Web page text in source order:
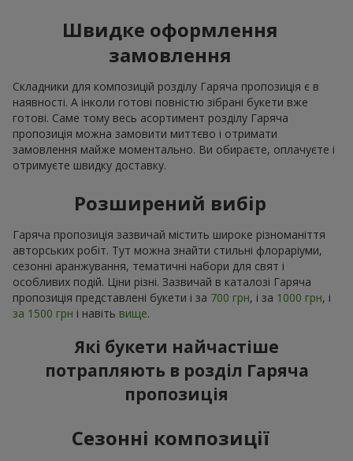
Швидке оформлення
замовлення
Складники для композицій розділу Гаряча пропозиція є в
наявності. А інколи готові повністю зібрані букети вже
готові. Саме тому весь асортимент розділу Гаряча
пропозиція можна замовити миттєво і отримати
замовлення майже моментально. Ви обираєте, оплачуєте і
отримуєте швидку доставку.
Розширений вибір
Гаряча пропозиція зазвичай містить широке різноманіття
авторських робіт. Тут можна знайти стильні флораріуми,
сезонні аранжування, тематичні набори для свят і
особливих подій. Ціни різні. Зазвичай в каталозі Гаряча
пропозиція представлені букети і за 700 грн, і за 1000 грн, і
за 1500 грн і навіть вище.
Які букети найчастіше
потрапляють в розділ Гаряча
пропозиція
Сезонні композиції